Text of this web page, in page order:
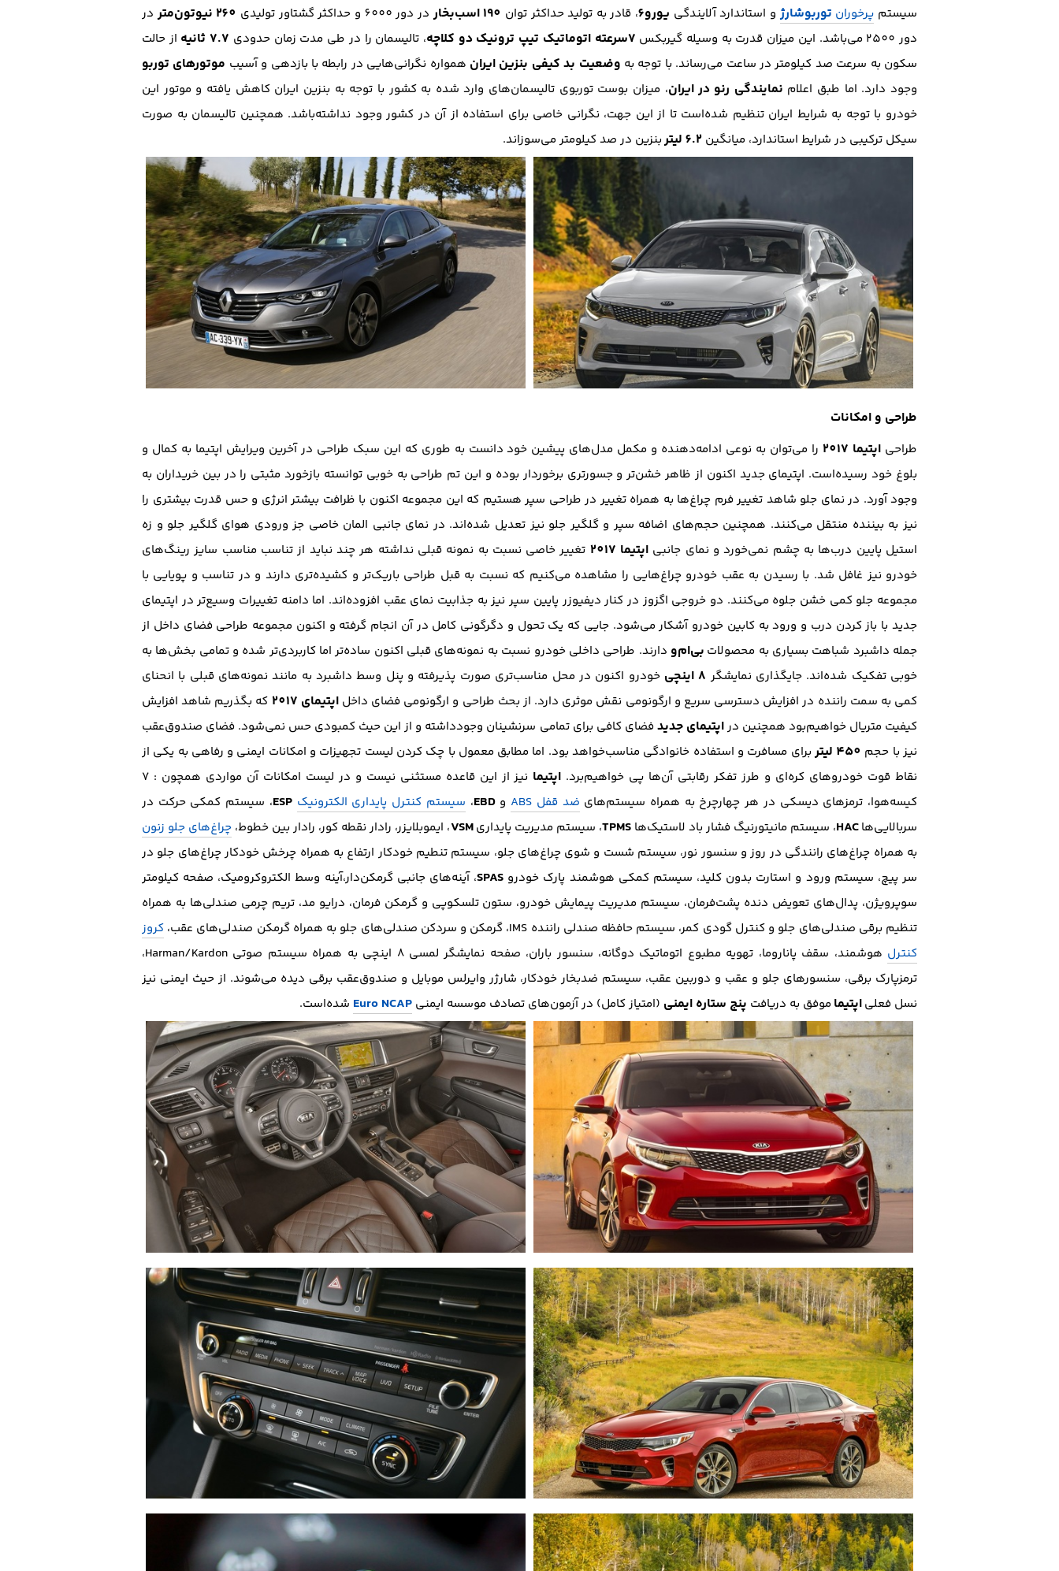
سیستم پرخوران توربوشارژو استاندارد آلایندگی یورو6 ، قادر به تولید حداکثر توان 190 اسب‌بخار در دور 6000 و حداکثر گشتاور تولیدی 260 نیوتون‌متر
در
دور 2500 می‌باشد. این میزان قدرت به وسیله گیربکس
7سرعته اتوماتیک تیپ ترونیک دو کلاچه ، تالیسمان را در طی مدت زمان حدودی 7.7 ثانیه
از حالت
سکون به سرعت صد کیلومتر در ساعت می‌رساند. با توجه به وضعیت بد کیفی بنزین ایران همواره نگرانی‌هایی در رابطه با بازدهی و آسیب موتور‌های توربو
وجود دارد. اما طبق اعلام نمایندگی رنو در ایران، میزان بوست توربوی تالیسمان‌های وارد شده به کشور با توجه به بنزین ایران کاهش یافته و موتور این
خودرو با توجه به شرایط ایران تنظیم شده‌است تا از این جهت، نگرانی خاصی برای استفاده از آن در کشور وجود نداشته‌باشد. همچنین تالیسمان به صورت
سیکل‌ ترکیبی در شرایط استاندارد، میانگین 6.2 لیتر بنزین در صد کیلومتر می‌سوزاند.
طراحی و امکانات
طراحی اپتیما 2017
را می‌توان به نوعی ادامه‌دهنده و مکمل مدل‌های پیشین خود دانست به طوری که این سبک طراحی در آخرین ویرایش اپتیما به کمال و
بلوغ خود رسیده‌است. اپتیمای جدید اکنون از ظاهر خشن‌تر و جسور‌تری برخوردار بوده و این تم طراحی به خوبی توانسته بازخورد مثبتی را در بین خریداران به
وجود آورد. در نمای جلو شاهد تغییر فرم‌ چراغ‌ها به همراه تغییر در طراحی سپر هستیم که این مجموعه اکنون با ظرافت بیشتر انرژی و حس قدرت بیشتری را
نیز به بیننده منتقل می‌کنند. همچنین حجم‌های اضافه سپر و گلگیر جلو نیز تعدیل شده‌اند. در نمای جانبی المان خاصی جز ورودی هوای گلگیر جلو و زه
استیل پایین درب‌ها به چشم نمی‌خورد و نمای جانبی اپتیما 2017
تغییر خاصی نسبت به نمونه قبلی نداشته هر چند نباید از تناسب مناسب سایز رینگ‌های
خودرو نیز غافل شد. با رسیدن به عقب خودرو چراغ‌هایی را مشاهده می‌کنیم که نسبت به قبل طراحی باریک‌تر و کشیده‌تری دارند و در تناسب و پویایی با
مجموعه جلو کمی خشن جلوه می‌کنند. دو خروجی اگزوز در کنار دیفیوزر پایین سپر نیز به جذابیت نمای عقب افزوده‌اند. اما دامنه تغییرات وسیع‌تر در اپتیمای
جدید با باز کردن درب و ورود به کابین خودرو آشکار می‌شود. جایی که یک تحول و دگرگونی کامل در آن انجام گرفته و اکنون مجموعه طراحی فضای داخل از
جمله داشبرد شباهت بسیاری به محصولات بی‌ام‌و دارند. طراحی داخلی خودرو نسبت به نمونه‌های قبلی اکنون ساده‌تر اما کاربردی‌تر شده و تمامی بخش‌ها به
خوبی تفکیک شده‌اند. جایگذاری نمایشگر 8 اینچی
خودرو اکنون در محل مناسب‌تری صورت پذیرفته و پنل وسط داشبرد به مانند نمونه‌های قبلی با انحنای
کمی به سمت راننده در افزایش دسترسی سریع و ارگونومی نقش موثری دارد. از بحث طراحی و ارگونومی فضای داخلاپتیمای 2017
که بگذریم شاهد افزایش
کیفیت متریال خواهیم‌بود همچنین دراپتیمای جدیدفضای کافی برای تمامی سرنشینان وجود‌داشته و از این حیث کمبودی حس نمی‌شود. فضای صندوق‌عقب
نیز با حجم 450 لیتر
برای مسافرت و استفاده خانوادگی مناسب‌خواهد بود. اما مطابق معمول با چک‌ کردن لیست تجهیزات و امکانات ایمنی و رفاهی به یکی از
نقاط قوت خودرو‌های کره‌ای و طرز تفکر رقابتی آن‌ها پی خواهیم‌برد. اپتیما
نیز از این قاعده مستثنی نیست و در لیست امکانات آن مواردی همچون : 7
کیسه‌هوا، ترمز‌های دیسکی در هر چهارچرخ به همراه سیستم‌های ضد قفل ABS وEBD، سیستم کنترل پایداری الکترونیک ESP، سیستم کمکی حرکت در
سربالایی‌ها
، سیستم مانیتورنیگ فشار باد لاستیک‌هاTPMS، سیستم مدیریت پایداریVSM ، ایموبلایزر، رادار نقطه کور، رادار بین خطوط، چراغ‌های جلو زنون
به همراه چراغ‌های رانندگی در روز و سنسور نور، سیستم شست و شوی چراغ‌های جلو، سیستم تنطیم خودکار ارتفاع به همراه چرخش‌ خودکار چراغ‌های جلو در
سر پیچ، سیستم ورود و استارت بدون کلید، سیستم کمکی هوشمند پارک خودرو SPAS، آینه‌های جانبی گرمکن‌دار،آینه وسط الکتروکرومیک، صفحه کیلومتر
سوپرویژن، پدال‌های تعویض دنده پشت‌فرمان، سیستم مدیریت پیمایش خودرو، ستون تلسکوپی و گرمکن فرمان، درایو مد، تریم چرمی صندلی‌ها به همراه
تنظیم برقی صندلی‌های جلو و کنترل گودی کمر، سیستم حافظه صندلی راننده IMS، گرمکن و سردکن صندلی‌های جلو به همراه گرمکن صندلی‌های عقب،
کروز
کنترل
هوشمند، سقف پاناروما، تهویه مطبوع اتوماتیک دوگانه، سنسور باران، صفحه نمایشگر لمسی 8 اینچی به همراه سیستم صوتی Harman/Kardon،
ترمزپارک برقی، سنسور‌های جلو و عقب و دوربین عقب، سیستم ضدبخار خودکار، شارژر وایرلس موبایل و صندوق‌عقب برقی دیده می‌شوند. از حیث ایمنی نیز
نسل فعلیاپتیما موفق به دریافت پنج ستاره ایمنی (امتیاز کامل) در آزمون‌های تصادف موسسه ایمنی Euro NCAP شده‌است.